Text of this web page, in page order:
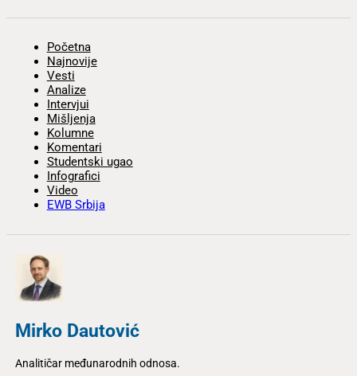
Početna
Najnovije
Vesti
Analize
Intervjui
Mišljenja
Kolumne
Komentari
Studentski ugao
Infografici
Video
EWB Srbija
Mirko Dautović
Analitičar međunarodnih odnosa.